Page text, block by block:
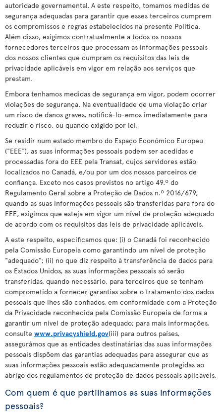
autoridade governamental. A este respeito, tomamos medidas de
segurança adequadas para garantir que esses terceiros cumprem
os compromissos e regras estabelecidos na presente Política.
Além disso, exigimos contratualmente a todos os nossos
fornecedores terceiros que processam as informações pessoais
dos nossos clientes que cumpram os requisitos das leis de
privacidade aplicáveis em vigor em relação aos serviços que
prestam.
Embora tenhamos medidas de segurança em vigor, podem ocorrer
violações de segurança. Na eventualidade de uma violação criar
um risco de danos graves, notificá-lo-emos imediatamente para
reduzir o risco, ou quando exigido por lei.
Se residir num estado membro do Espaço Económico Europeu
("EEE"), as suas informações pessoais podem ser acedidas e
processadas fora do EEE pela Transat, cujos servidores estão
localizados no Canadá, e/ou por um dos nossos parceiros de
confiança. Exceto nos casos previstos no artigo 49.º do
Regulamento Geral sobre a Proteção de Dados n.º 2016/679,
quando as suas informações pessoais são transferidas para fora do
EEE, exigimos que esteja em vigor um nível de proteção adequado
de acordo com os requisitos das leis de privacidade aplicáveis.
A este respeito, especificamos que: (i) o Canadá foi reconhecido
pela Comissão Europeia como garantindo um nível de proteção
"adequado"; (ii) no que diz respeito à transferência de dados para
os Estados Unidos, as suas informações pessoais só serão
transferidas, quando necessário, para terceiros que se tenham
comprometido a fornecer garantias sobre o tratamento dos dados
pessoais que lhes são confiados, em conformidade com a Proteção
da Privacidade reconhecida pela Comissão Europeia de forma a
garantir um nível de proteção adequado; para mais informações,
consulte www.privacyshield.gov(iii) para outros países,
assegurámos que as entidades destinatárias das suas informações
pessoais dispõem das garantias adequadas para assegurar que as
suas informações pessoais estão adequadamente protegidas ao
abrigo dos regulamentos de proteção de dados pessoais aplicáveis.
Com quem é que partilhamos as suas informações
pessoais?